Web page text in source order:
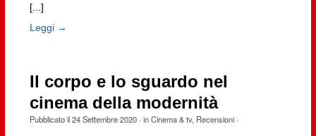
[...]
Leggi →
Il corpo e lo sguardo nel
cinema della modernità
Pubblicato il24 Settembre 2020· inCinema & tv, Recensioni·